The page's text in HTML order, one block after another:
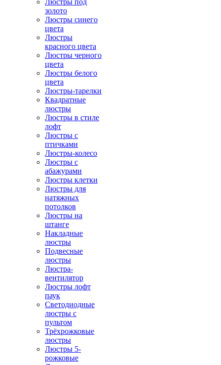
Люстры под
золото
Люстры синего
цвета
Люстры
красного цвета
Люстры черного
цвета
Люстры белого
цвета
Люстры-тарелки
Квадратные
люстры
Люстры в стиле
лофт
Люстры с
птичками
Люстры-колесо
Люстры с
абажурами
Люстры клетки
Люстры для
натяжных
потолков
Люстры на
штанге
Накладные
люстры
Подвесные
люстры
Люстра-
вентилятор
Люстры лофт
паук
Светодиодные
люстры с
пультом
Трёхрожковые
люстры
Люстры 5-
рожковые